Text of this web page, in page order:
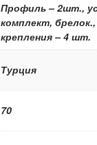
Профиль – 2шт.,
комплект,
крепления – 4 шт.
Турция
70